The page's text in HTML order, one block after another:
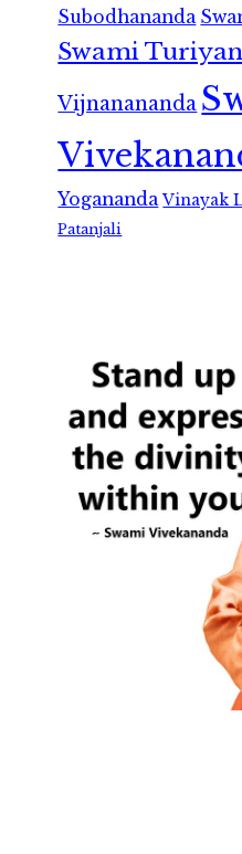
Subodhananda
Swami
Vijnanananda
Yogananda Vinayak
Patanjali